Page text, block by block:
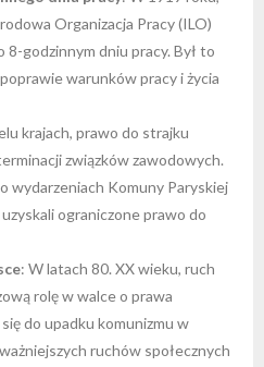
Organizacja Pracy (ILO)
8-godzinnym dniu pracy. Był to
warunków pracy i życia
krajach, prawo do strajku
związków zawodowych.
wydarzeniach Komuny Paryskiej
ograniczone prawo do
: W latach 80. XX wieku, ruch
rolę w walce o prawa
do upadku komunizmu w
ruchów społecznych